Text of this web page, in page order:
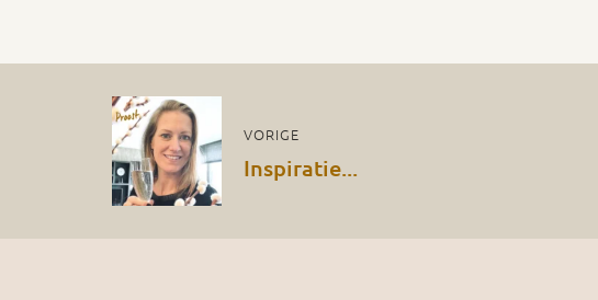
VORIGE
Inspiratie...